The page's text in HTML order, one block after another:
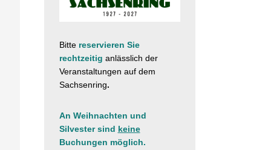
Bitte reservieren Sie
rechtzeitig anlässlich der
Veranstaltungen auf dem
Sachsenring.
An Weihnachten und
Silvester sind keine
Buchungen möglich.